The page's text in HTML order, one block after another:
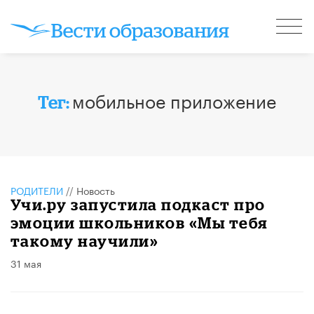
Тег: мобильное приложение
РОДИТЕЛИ // Новость
Учи.ру запустила подкаст про
эмоции школьников «Мы тебя
такому научили»
31 мая